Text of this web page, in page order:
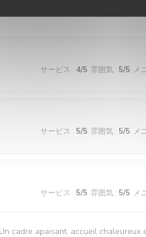
サービス : 4/5 雰囲気 : 5/5 メ
サービス : 5/5 雰囲気 : 5/5 メ
サービス : 5/5 雰囲気 : 5/5 メ
cadre apaisant, accueil chaleureux